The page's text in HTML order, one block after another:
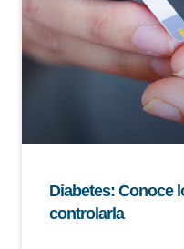
Diabetes: Conoce
controlarla